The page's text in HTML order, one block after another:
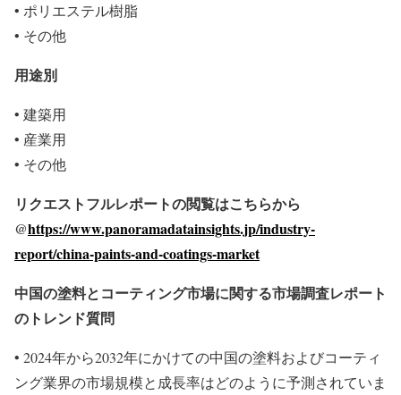
• ポリエステル樹脂
• その他
用途別
• 建築用
• 産業用
• その他
リクエストフルレポートの閲覧はこちらから
@https://www.panoramadatainsights.jp/industry-
report/china-paints-and-coatings-market
中国の塗料とコーティング市場に関する市場調査レポート
のトレンド質問
• 2024年から2032年にかけての中国の塗料およびコーティ
ング業界の市場規模と成長率はどのように予測されていま